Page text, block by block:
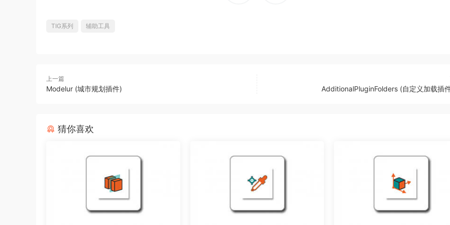
TIG系列 辅助工具
上一篇
Modelur (城市规划插件) AdditionalPluginFolders (自定义加载插
猜你喜欢